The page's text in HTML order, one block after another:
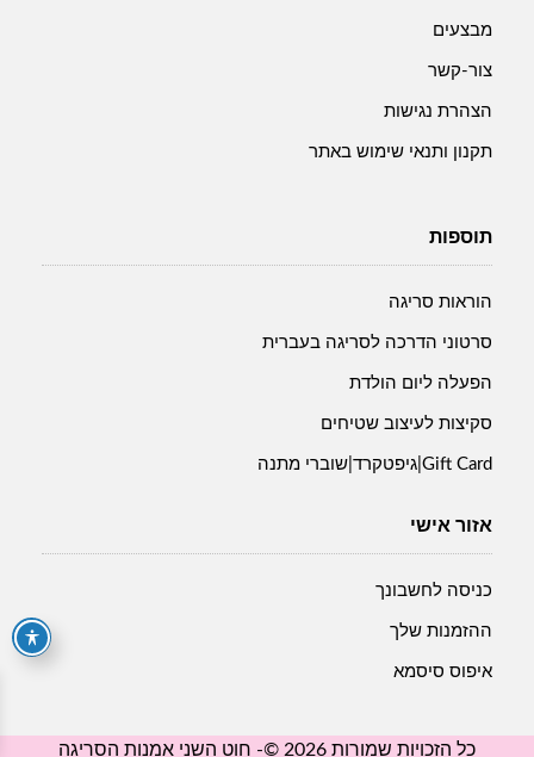
מבצעים
צור-קשר
הצהרת נגישות
תקנון ותנאי שימוש באתר
תוספות
הוראות סריגה
סרטוני הדרכה לסריגה בעברית
הפעלה ליום הולדת
סקיצות לעיצוב שטיחים
Gift Card|גיפטקרד|שוברי מתנה
אזור אישי
כניסה לחשבונך
ההזמנות שלך
איפוס סיסמא
כל הזכויות שמורות 2026 ©- חוט השני אמנות הסריגה